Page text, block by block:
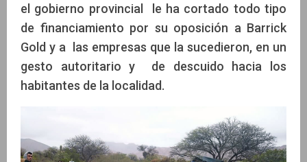
el gobierno provincial le ha cortado todo tipo
de financiamiento por su oposición a Barrick
Gold y a las empresas que la sucedieron, en un
gesto autoritario y de descuido hacia los
habitantes de la localidad.